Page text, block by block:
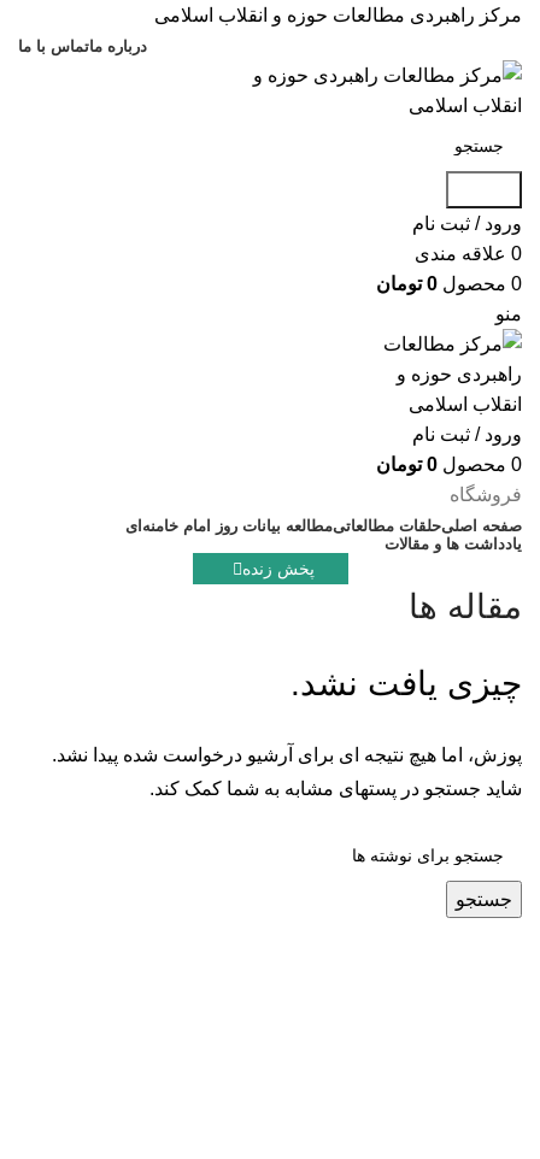
مرکز راهبردی مطالعات حوزه و انقلاب اسلامی
درباره ماتماس با ما
ورود / ثبت نام
0 علاقه مندی
0 محصول 0 تومان
منو
ورود / ثبت نام
0 محصول 0 تومان
فروشگاه
صفحه اصلیحلقات مطالعاتیمطالعه بیانات روز امام خامنه‌ای
یادداشت ها و مقالات
پخش زنده
مقاله ها
چیزی یافت نشد.
پوزش، اما هیچ نتیجه ای برای آرشیو درخواست شده پیدا نشد.
شاید جستجو در پستهای مشابه به شما کمک کند.
جستجو